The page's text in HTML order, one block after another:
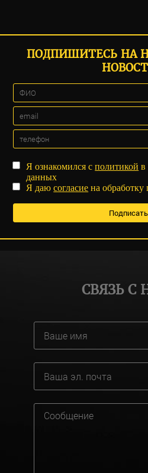
ПОДПИШИТЕСЬ НА
Я ознакомился сполитикой в
данных
Я даюсогласие на
СВЯЗЬ С